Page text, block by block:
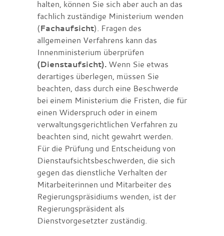
halten, können Sie sich aber auch an das
fachlich zuständige Ministerium wenden
(Fachaufsicht). Fragen des
allgemeinen Verfahrens kann das
Innenministerium überprüfen
(Dienstaufsicht). Wenn Sie etwas
derartiges überlegen, müssen Sie
beachten, dass durch eine Beschwerde
bei einem Ministerium die Fristen, die für
einen Widerspruch oder in einem
verwaltungsgerichtlichen Verfahren zu
beachten sind, nicht gewahrt werden.
Für die Prüfung und Entscheidung von
Dienstaufsichtsbeschwerden, die sich
gegen das dienstliche Verhalten der
Mitarbeiterinnen und Mitarbeiter des
Regierungspräsidiums wenden, ist der
Regierungspräsident als
Dienstvorgesetzter zuständig.